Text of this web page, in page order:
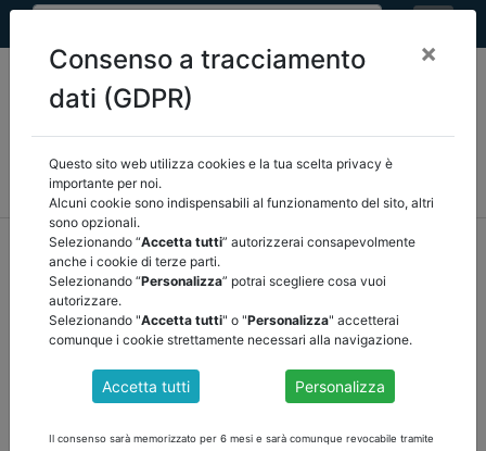
MEF FINANZA LOCALE/OSSERVATORIO
NORMATIVA
CORTE DEI CONTI E GIURISPRUDENZA
home documenti pubblici arconet/torna indietro
DOCUMENTI PUBBLICI
RESOCONTO COMMISSIONE ARCONET DEL 20
luglio 2022
Scarica il resoconto della riunione dello scorso 20 luglio
Consenso a tracciamento
dati (GDPR)
×
Questo sito web utilizza cookies e la tua scelta privacy è
importante per noi.
Alcuni cookie sono indispensabili al funzionamento del sito, altri
sono opzionali.
Selezionando “Accetta tutti” autorizzerai consapevolmente
anche i cookie di terze parti.
Selezionando “Personalizza” potrai scegliere cosa vuoi
autorizzare.
Selezionando "Accetta tutti" o "Personalizza" accetterai
comunque i cookie strettamente necessari alla navigazione.
Accetta tutti Personalizza
Il consenso sarà memorizzato per 6 mesi e sarà comunque revocabile tramite